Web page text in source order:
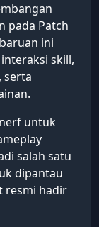
pada Patch
ini
skill,
serta
untuk
salah satu
dipantau
resmi hadir